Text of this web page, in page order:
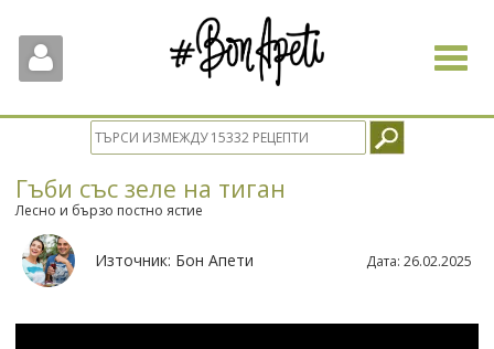
Toggle
Гъби със зеле на тиган
Лесно и бързо постно ястие
Източник: Бон Апети Дата: 26.02.2025